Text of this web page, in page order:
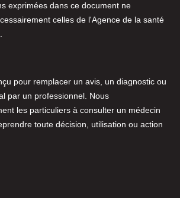
exprimées dans ce document ne
celles de l'Agence de la santé
pour remplacer un avis, un diagnostic ou
par un professionnel. Nous
les particuliers à consulter un médecin
toute décision, utilisation ou action